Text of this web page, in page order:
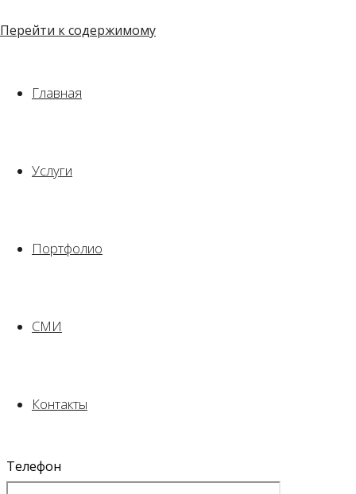
Перейти к содержимому
Главная
Услуги
Портфолио
СМИ
Контакты
Имя Отчество
Телефон